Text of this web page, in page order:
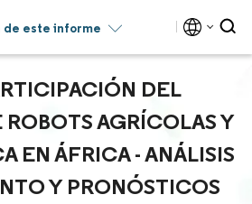
de este informe
DEL
AGRÍCOLAS Y
EN ÁFRICA - ANÁLISIS
Y PRONÓSTICOS